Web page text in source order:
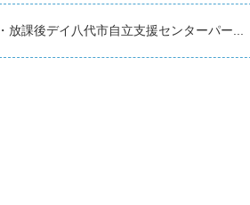
放課後デイ八代市自立支援センターパー...